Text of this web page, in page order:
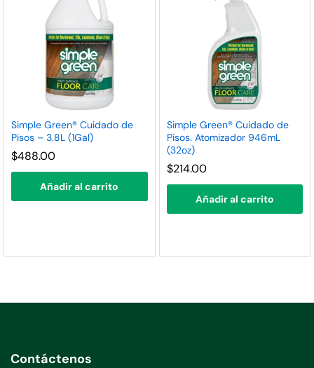
Simple Green® Cuidado de
Pisos – 3.8L (1Gal)
$488.00
Añadir al carrito
Simple Green® Cuidado de
Pisos. Atomizador 946mL
(32oz)
$214.00
Añadir al carrito
Contáctenos